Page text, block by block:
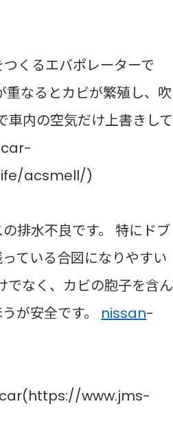
くるエバポレーターで
重なるとカビが繁殖し、吹
車内の空気だけ上書きして
acsmell/)
排水不良です。 特にドブ
ている合図になりやすい
でなく、カビの胞子を含ん
が安全です。 nissan-
car(https://www.jms-